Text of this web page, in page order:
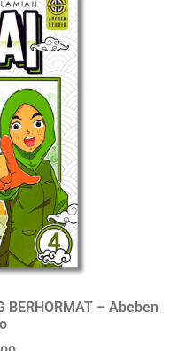
BERHORMAT – Abeben